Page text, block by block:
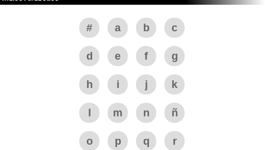
# a b c
d e f g
h i j k
m n ñ
o p q r